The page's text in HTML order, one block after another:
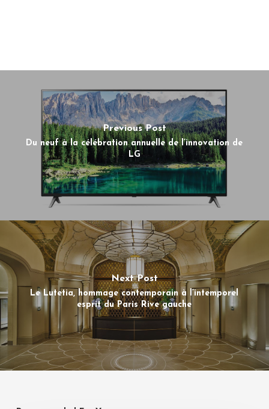
Previous Post
Du neuf à la célébration annuelle de l’innovation de
LG
Next Post
Le Lutetia, hommage contemporain à l’intemporel
esprit du Paris Rive gauche